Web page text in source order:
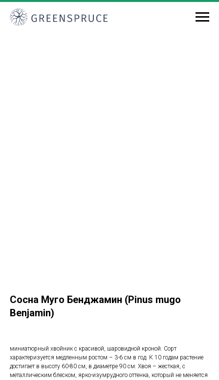
Сосна Муго Бенджамин (Pinus mugo
Benjamin)
миниатюрный хвойник с красивой, шаровидной кроной. Сорт
характеризуется медленным ростом – 3-6 см в год. К 10 годам растение
достигает в высоту 60-80 см, в диаметре 90 см. Хвоя – жесткая, с
металлическим блеском, ярко-изумрудного оттенка, который не меняется